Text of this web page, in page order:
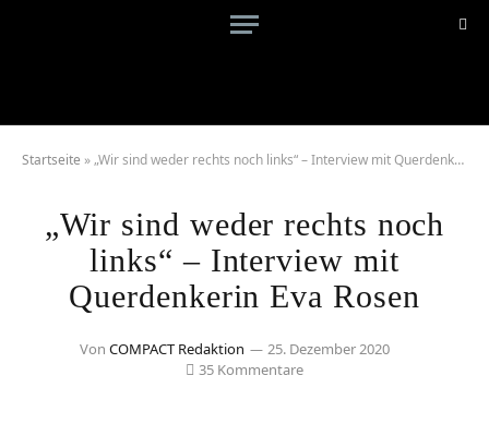
Startseite »„Wir sind weder rechts noch links“ – Interview mit Querdenkerin Eva Rosen
„Wir sind weder rechts noch
links“ – Interview mit
Querdenkerin Eva Rosen
Von COMPACT Redaktion
25. Dezember 2020
35 Kommentare